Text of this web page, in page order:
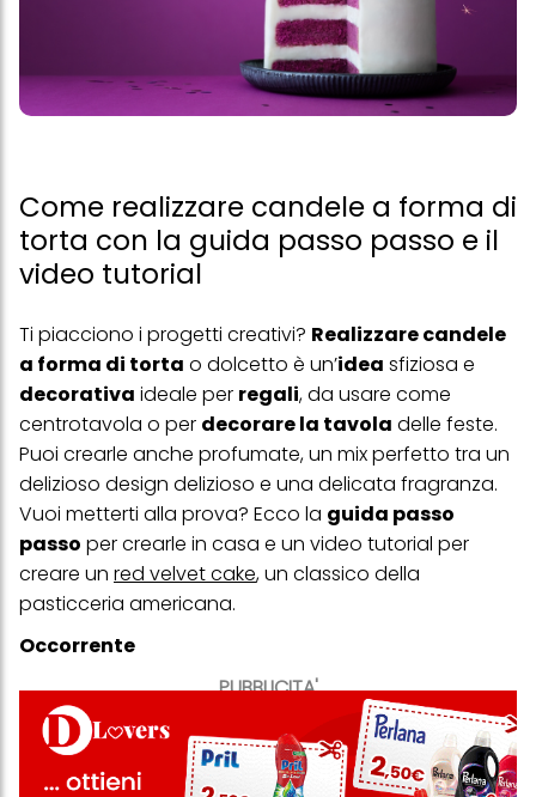
Come realizzare candele a forma di
torta con la guida passo passo e il
video tutorial
PUBBLICITA'
Ti piacciono i progetti creativi? Realizzare candele
a forma di torta o dolcetto è un’idea sfiziosa e
decorativa ideale per regali, da usare come
centrotavola o per decorare la tavola delle feste.
Puoi crearle anche profumate, un mix perfetto tra un
delizioso design delizioso e una delicata fragranza.
Vuoi metterti alla prova? Ecco la guida passo
passo per crearle in casa e un video tutorial per
creare un red velvet cake, un classico della
pasticceria americana.
Occorrente